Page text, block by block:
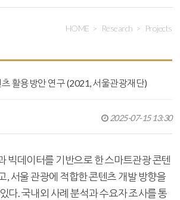
HOME Research Projects
활용방안 연구 (2021, 서울관광재단)
2025-07-15 13:30
빅데이터를 기반으로 한 스마트관광 콘텐
, 서울 관광에 적합한 콘텐츠 개발 방향을
다. 국내외 사례 분석과 수요자 조사를 통